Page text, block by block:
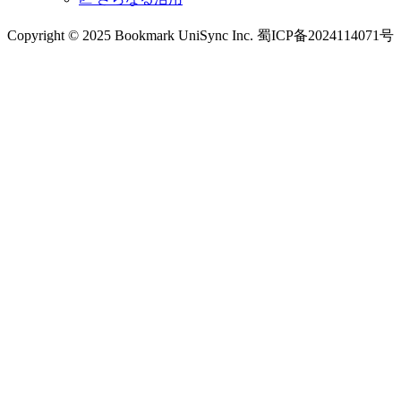
Copyright © 2025 Bookmark UniSync Inc. 蜀ICP备2024114071号